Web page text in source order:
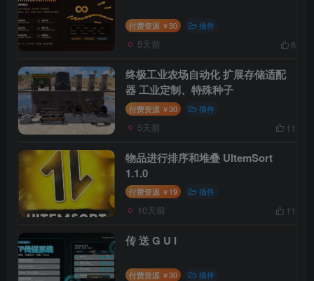
付费资源 ￥30 插件
5天前 6
终极工业农场自动化 扩展存储适配
器 工业定制、特殊种子
付费资源 ￥30 插件
5天前 11
物品进行排序和堆叠 UItemSort
1.1.0
付费资源 ￥ 19 插件
10天前 11
传 送 G U I
付费资源 ￥30 插件